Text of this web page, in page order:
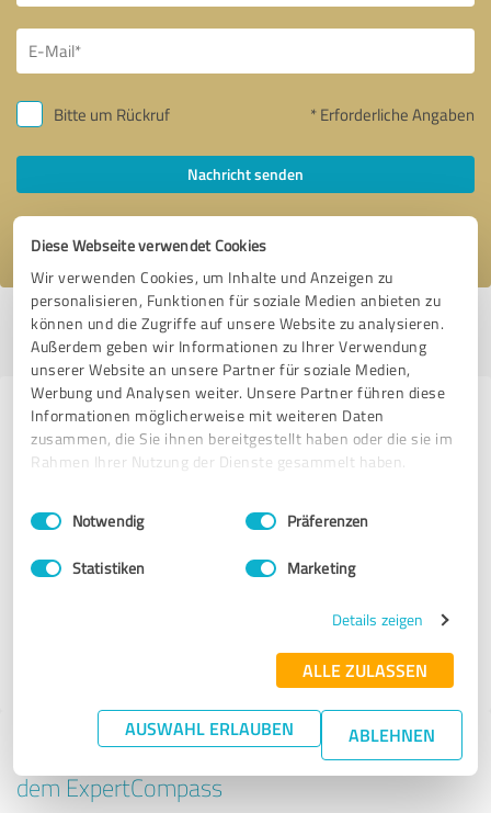
Diese Webseite verwendet Cookies
Wir verwenden Cookies, um Inhalte und Anzeigen zu
personalisieren, Funktionen für soziale Medien anbieten zu
können und die Zugriffe auf unsere Website zu analysieren.
Außerdem geben wir Informationen zu Ihrer Verwendung
unserer Website an unsere Partner für soziale Medien,
Werbung und Analysen weiter. Unsere Partner führen diese
Informationen möglicherweise mit weiteren Daten
zusammen, die Sie ihnen bereitgestellt haben oder die sie im
Rahmen Ihrer Nutzung der Dienste gesammelt haben.
Impressum Datenschutzbestimmungen
Einwilligungsauswahl
Notwendig Präferenzen
Statistiken Marketing
Details zeigen
ALLE ZULASSEN
AUSWAHL ERLAUBEN ABLEHNEN
Bitte um Rückruf * Erforderliche Angaben
Nachricht senden
Profil aktiv seit 26.11.2016 |Letzte Aktualisierung: 29.10.2017|Profil
melden
Erfahrungen zu weiteren
Anbietern aus dem Bereich
Finanzzentrum Filderstadt
Tipp: Die passenden Experten finden - mit
dem ExpertCompass